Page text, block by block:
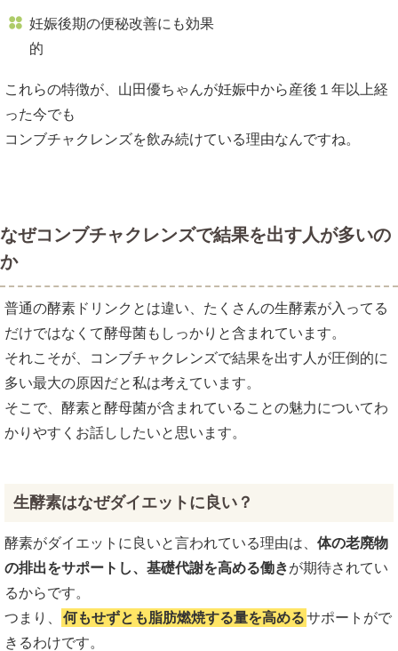
妊娠後期の便秘改善にも効果
的
これらの特徴が、山田優ちゃんが妊娠中から産後１年以上経
った今でも
コンブチャクレンズを飲み続けている理由なんですね。
なぜコンブチャクレンズで結果を出す人が多いの
か
普通の酵素ドリンクとは違い、たくさんの生酵素が入ってる
だけではなくて酵母菌もしっかりと含まれています。
それこそが、コンブチャクレンズで結果を出す人が圧倒的に
多い最大の原因だと私は考えています。
そこで、酵素と酵母菌が含まれていることの魅力についてわ
かりやすくお話ししたいと思います。
生酵素はなぜダイエットに良い？
酵素がダイエットに良いと言われている理由は、 体の老廃物
の排出をサポートし、基礎代謝を高める働きが期待されてい
るからです。
つまり、
何もせずとも脂肪燃焼する量を高めるサポートがで
きるわけです。